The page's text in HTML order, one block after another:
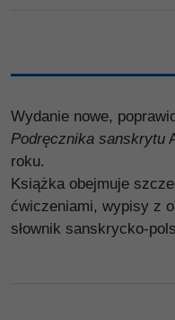
Wydanie nowe,
Podręcznika sanskrytu
roku.
Książka obejmuje
ćwiczeniami, wypisy z
słownik sanskrycko-